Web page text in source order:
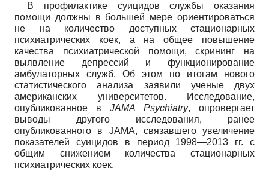
В профилактике суицидов службы оказания
помощи должны в большей мере ориентироваться
не на количество доступных стационарных
психиатрических коек, а на общее повышение
качества психиатрической помощи, скрининг на
выявление депрессий и функционирование
амбулаторных служб. Об этом по итогам нового
статистического анализа заявили ученые двух
американских университетов. Исследование,
опубликованное в JAMA Psychiatry, опровергает
выводы другого исследования, ранее
опубликованного в JAMA, связавшего увеличение
показателей суицидов в период 1998—2013 гг. с
общим снижением количества стационарных
психиатрических коек.